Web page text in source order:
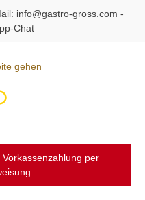
info@gastro-gross.com -
Chat
per